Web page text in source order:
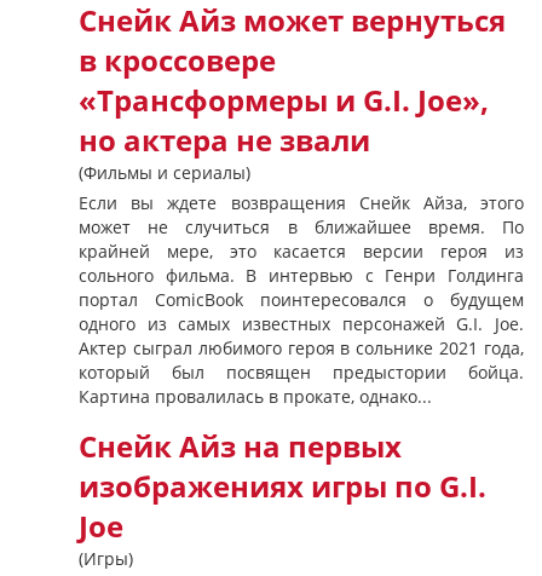
Снейк Айз может вернуться
в кроссовере
«Трансформеры и G.I. Joe»,
но актера не звали
(Фильмы и сериалы)
Если вы ждете возвращения Снейк Айза, этого
может не случиться в ближайшее время. По
крайней мере, это касается версии героя из
сольного фильма. В интервью с Генри Голдинга
портал ComicBook поинтересовался о будущем
одного из самых известных персонажей G.I. Joe.
Актер сыграл любимого героя в сольнике 2021 года,
который был посвящен предыстории бойца.
Картина провалилась в прокате, однако...
Снейк Айз на первых
изображениях игры по G.I.
Joe
(Игры)